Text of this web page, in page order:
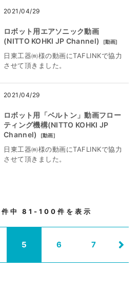
2021/04/29
ロボット用エアソニック動画
(NITTO KOHKI JP Channel)
[動画]
日東工器㈱様の動画にTAFLINKで協力
させて頂きました。
2021/04/29
ロボット用「ベルトン」動画フロー
ティング機構(NITTO KOHKI JP
Channel)
[動画]
日東工器㈱様の動画にTAFLINKで協力
させて頂きました。
件中81-100 件を表示
5 6 7